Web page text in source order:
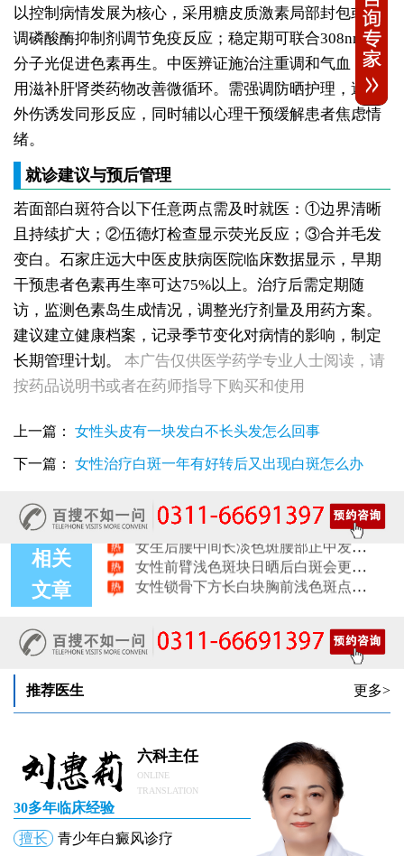
以控制病情发展为核心，采用糖皮质激素局部封包或钙
调磷酸酶抑制剂调节免疫反应；稳定期可联合308nm准
分子光促进色素再生。中医辨证施治注重调和气血，常
用滋补肝肾类药物改善微循环。需强调防晒护理，避免
外伤诱发同形反应，同时辅以心理干预缓解患者焦虑情
绪。
就诊建议与预后管理
若面部白斑符合以下任意两点需及时就医：①边界清晰
且持续扩大；②伍德灯检查显示荧光反应；③合并毛发
变白。石家庄远大中医皮肤病医院临床数据显示，早期
干预患者色素再生率可达75%以上。治疗后需定期随
访，监测色素岛生成情况，调整光疗剂量及用药方案。
建议建立健康档案，记录季节变化对病情的影响，制定
长期管理计划。
本广告仅供医学药学专业人士阅读，请
按药品说明书或者在药师指导下购买和使用
上一篇： 女性头皮有一块发白不长头发怎么回事
下一篇： 女性治疗白斑一年有好转后又出现白斑怎么办
相关
文章
女性全身零星长浅白点多处小块白斑是什么
女性手指关节长小白块指关节发白会不会扩
女性尾椎骨白斑是白癜风吗后背浅色皮损判断
女生腰窝长白斑凹陷脱色 警惕白癜风迹象
眼角细小白点、眼周浅色斑块，严重吗
女生鼻翼下方长淡白斑怎么回事？鼻下皮肤发白原因详解
女生小腿迎面骨长白斑，腿部正面发白解答
女生手腕外侧长小白斑且日常活动发白，警惕白癜风信号
女生后腰中间长淡色斑腰部正中发白要紧吗
女性前臂浅色斑块日晒后白斑会更明显吗
女性锁骨下方长白块胸前浅色斑点会不会变白癜风
女生脚趾甲旁长白点甲周皮肤变白怎么了
推荐医生 更多>
六科主任
ONLINE
TRANSLATION
30多年临床经验
擅长
青少年白癜风诊疗